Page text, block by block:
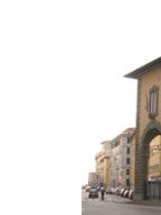
EDITORIALI